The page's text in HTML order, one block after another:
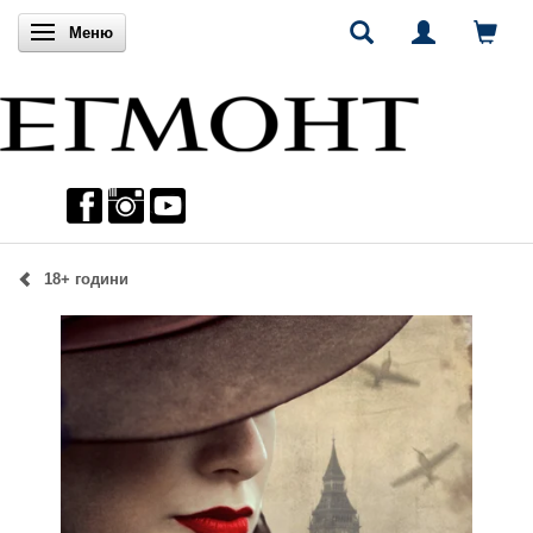
Включи навигацията
Меню
18+ години